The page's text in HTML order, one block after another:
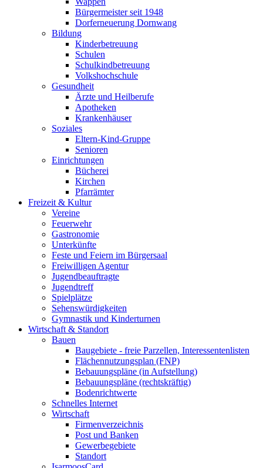
Bürgermeister seit 1948
Dorferneuerung Dornwang
Bildung
Kinderbetreuung
Schulen
Schulkindbetreuung
Volkshochschule
Gesundheit
Ärzte und Heilberufe
Apotheken
Krankenhäuser
Soziales
Eltern-Kind-Gruppe
Senioren
Einrichtungen
Bücherei
Kirchen
Pfarrämter
Freizeit & Kultur
Vereine
Feuerwehr
Gastronomie
Unterkünfte
Feste und Feiern im Bürgersaal
Freiwilligen Agentur
Jugendbeauftragte
Jugendtreff
Spielplätze
Sehenswürdigkeiten
Gymnastik und Kinderturnen
Wirtschaft & Standort
Bauen
Baugebiete - freie Parzellen, Interessentenlisten
Flächennutzungsplan (FNP)
Bebauungspläne (in Aufstellung)
Bebauungspläne (rechtskräftig)
Bodenrichtwerte
Schnelles Internet
Wirtschaft
Firmenverzeichnis
Post und Banken
Gewerbegebiete
Standort